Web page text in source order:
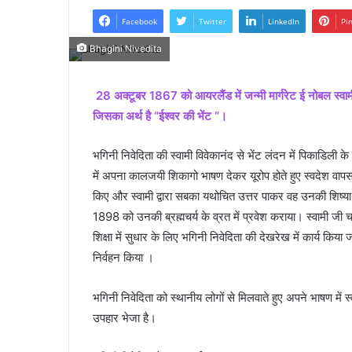
Facebook Twitter LinkedIn
Bhagini Nivedita
28 अक्टूबर 1867 को आयरलैंड में जन्मी मार्गरेट ई नोबल स्वामी
जिसका अर्थ है “ईश्वर की भेंट “।
भगिनी निवेदिता की स्वामी विवेकानंद से भेंट लंदन में
में अपना कालजयी शिकागो भाषण देकर यूरोप होते हुए स्वदेश
किए और स्वामी द्वारा सबका यथोचित उत्तर पाकर वह उनकी
1898 को उनकी ब्रह्मचर्य के व्रत में प्रवेश कराया। स्वामी
शिक्षा में सुधार के लिए भगिनी निवेदिता की देखरेख में कार्य
निर्वहन किया ।
भगिनी निवेदिता को स्थानीय लोगों से मिलवाते हुए अपने भाषण
उपहार भेजा है।